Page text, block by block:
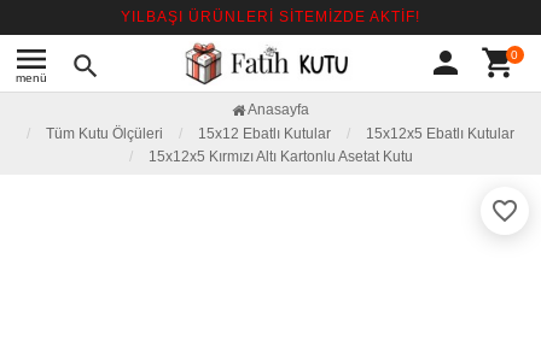
YILBAŞI ÜRÜNLERİ SİTEMİZDE AKTİF!
menu
menü search person shopping_cart0
Anasayfa
Tüm Kutu Ölçüleri
15x12 Ebatlı Kutular
15x12x5 Ebatlı Kutular
15x12x5 Kırmızı Altı Kartonlu Asetat Kutu
favorite_border